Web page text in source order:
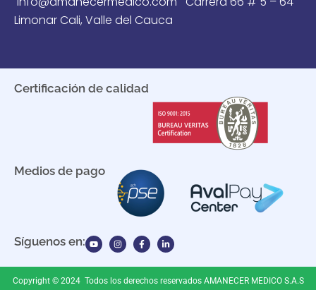
Limonar Cali, Valle del Cauca
Certificación de calidad
Medios de pago
Síguenos en:
Copyright © 2024 Todos los derechos reservados AMANECER MEDICO S.A.S